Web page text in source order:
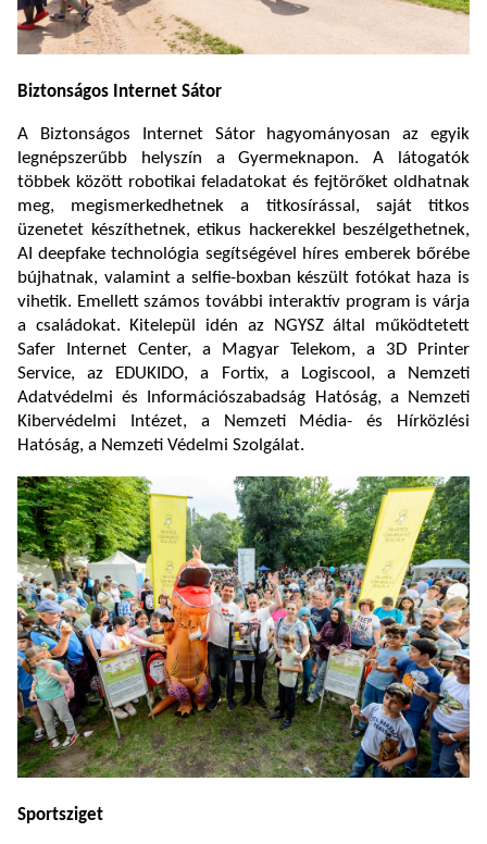
Biztonságos Internet Sátor
A Biztonságos Internet Sátor hagyományosan az egyik
legnépszerűbb helyszín a Gyermeknapon. A látogatók
többek között robotikai feladatokat és fejtörőket oldhatnak
meg, megismerkedhetnek a titkosírással, saját titkos
üzenetet készíthetnek, etikus hackerekkel beszélgethetnek,
AI deepfake technológia segítségével híres emberek bőrébe
bújhatnak, valamint a selfie-boxban készült fotókat haza is
vihetik. Emellett számos további interaktív program is várja
a családokat. Kitelepül idén az NGYSZ által működtetett
Safer Internet Center, a Magyar Telekom, a 3D Printer
Service, az EDUKIDO, a Fortix, a Logiscool, a Nemzeti
Adatvédelmi és Információszabadság Hatóság, a Nemzeti
Kibervédelmi Intézet, a Nemzeti Média- és Hírközlési
Hatóság, a Nemzeti Védelmi Szolgálat.
Sportsziget